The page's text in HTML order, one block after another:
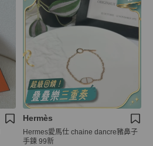
Hermès
Hermes愛馬仕 chaine dancre豬鼻子
手鍊 99新